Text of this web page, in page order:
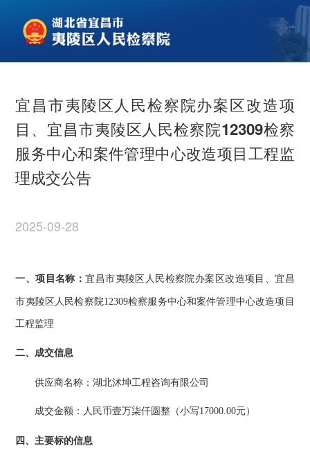
宜昌市夷陵区人民检察院办案区改造项
目、宜昌市夷陵区人民检察院12309检察
服务中心和案件管理中心改造项目工程监
理成交公告
2025-09-28
一、项目名称：宜昌市夷陵区人民检察院办案区改造项目、宜昌
市夷陵区人民检察院12309检察服务中心和案件管理中心改造项目
工程监理
二、成交信息
供应商名称：湖北沭坤工程咨询有限公司
成交金额： 人民币壹万柒仟 圆整（小写17000.00元）
四、主要标的信息